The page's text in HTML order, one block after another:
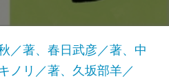
／著、春日武彦／著、中
ノリ／著、久坂部羊／